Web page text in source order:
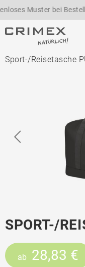
Muster bei Bestellung
Sport-/Reisetasche
SPORT-/
ab 28,83 €